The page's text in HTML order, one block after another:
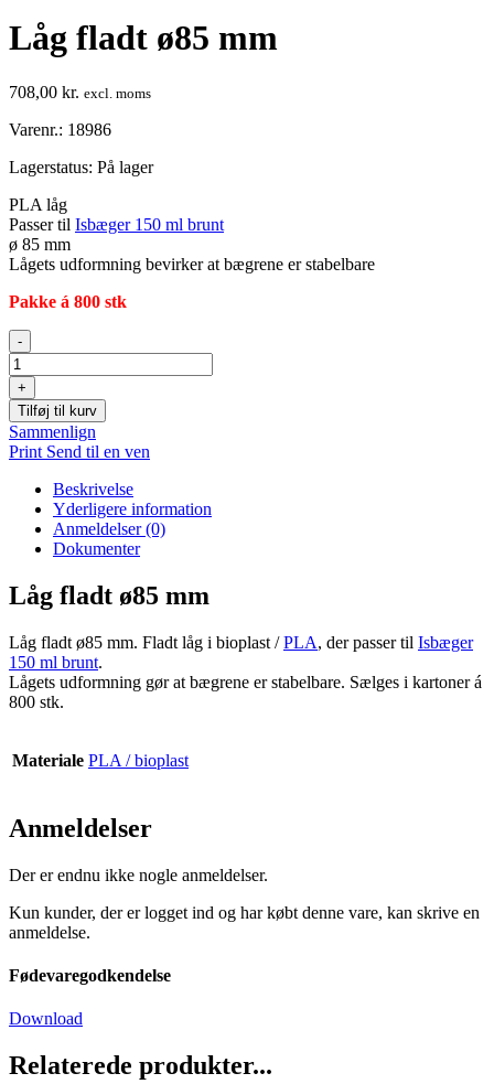
Låg fladt ø85 mm
708,00 kr. excl. moms
Varenr.: 18986
Lagerstatus: På lager
PLA låg
Passer til Isbæger 150 ml brunt
ø 85 mm
Lågets udformning bevirker at bægrene er stabelbare
Pakke á 800 stk
Låg
fladt
ø85
mm
antal
-
+
Tilføj til kurv
Sammenlign
Print Send til en ven
Beskrivelse
Yderligere information
Anmeldelser (0)
Dokumenter
Låg fladt ø85 mm
Låg fladt ø85 mm. Fladt låg i bioplast /PLA, der passer til Isbæger
150 ml brunt.
Lågets udformning gør at bægrene er stabelbare. Sælges i kartoner á
800 stk.
Materiale PLA / bioplast
Anmeldelser
Der er endnu ikke nogle anmeldelser.
Kun kunder, der er logget ind og har købt denne vare, kan skrive en
anmeldelse.
Fødevaregodkendelse
Download
Relaterede produkter...